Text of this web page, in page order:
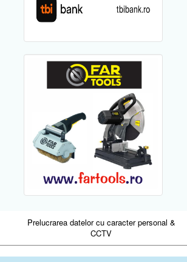
Prelucrarea datelor cu caracter personal &
CCTV